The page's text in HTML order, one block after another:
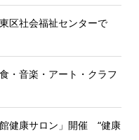
区社会福祉センターで
・音楽・アート・クラフ
健康サロン」開催 “健康